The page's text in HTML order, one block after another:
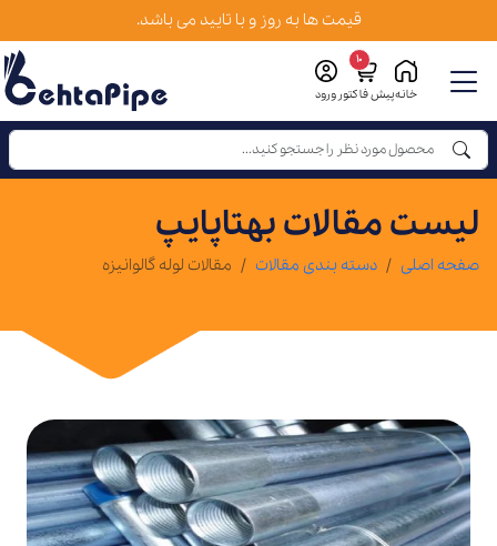
قیمت ها به روز و با تایید می باشد.
خانهپیش فاکتور
10
ورود
لیست مقالات بهتاپایپ
صفحه اصلی دسته بندی مقالات مقالات لوله گالوانیزه